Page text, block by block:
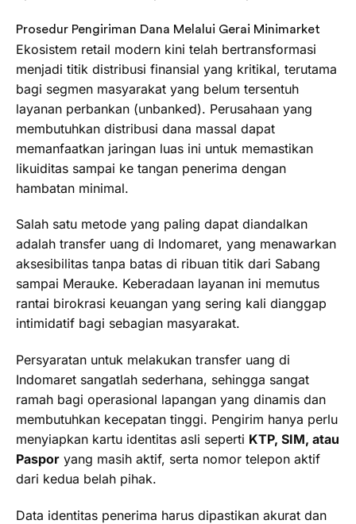
Prosedur Pengiriman Dana Melalui Gerai Minimarket
Ekosistem retail modern kini telah bertransformasi
menjadi titik distribusi finansial yang kritikal, terutama
bagi segmen masyarakat yang belum tersentuh
layanan perbankan (unbanked). Perusahaan yang
membutuhkan distribusi dana massal dapat
memanfaatkan jaringan luas ini untuk memastikan
likuiditas sampai ke tangan penerima dengan
hambatan minimal.
Salah satu metode yang paling dapat diandalkan
adalah transfer uang di Indomaret, yang menawarkan
aksesibilitas tanpa batas di ribuan titik dari Sabang
sampai Merauke. Keberadaan layanan ini memutus
rantai birokrasi keuangan yang sering kali dianggap
intimidatif bagi sebagian masyarakat.
Persyaratan untuk melakukan transfer uang di
Indomaret sangatlah sederhana, sehingga sangat
ramah bagi operasional lapangan yang dinamis dan
membutuhkan kecepatan tinggi. Pengirim hanya perlu
menyiapkan kartu identitas asli seperti KTP, SIM, atau
Paspor yang masih aktif, serta nomor telepon aktif
dari kedua belah pihak.
Data identitas penerima harus dipastikan akurat dan